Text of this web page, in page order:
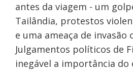
antes da viagem - um
Tailândia, protestos
e uma ameaça de invasão
Julgamentos políticos de
inegável a importância do